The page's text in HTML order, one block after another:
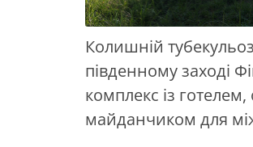
Колишній
південному заході
комплекс із
майданчиком для